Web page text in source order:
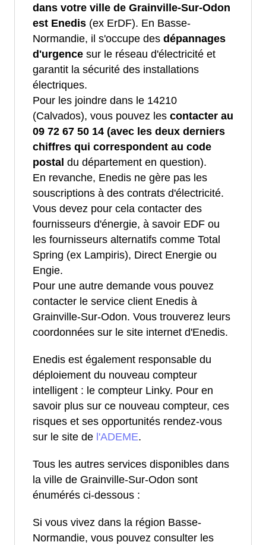
dans votre ville de Grainville-Sur-Odon
est Enedis (ex ErDF). En Basse-
Normandie, il s'occupe des dépannages
d'urgence sur le réseau d'électricité et
garantit la sécurité des installations
électriques.
Pour les joindre dans le 14210
(Calvados), vous pouvez les contacter au
09 72 67 50 14 (avec les deux derniers
chiffres qui correspondent au code
postal du département en question).
En revanche, Enedis ne gère pas les
souscriptions à des contrats d'électricité.
Vous devez pour cela contacter des
fournisseurs d'énergie, à savoir EDF ou
les fournisseurs alternatifs comme Total
Spring (ex Lampiris), Direct Energie ou
Engie.
Pour une autre demande vous pouvez
contacter le service client Enedis à
Grainville-Sur-Odon. Vous trouverez leurs
coordonnées sur le site internet d'Enedis.
Enedis est également responsable du
déploiement du nouveau compteur
intelligent : le compteur Linky. Pour en
savoir plus sur ce nouveau compteur, ces
risques et ses opportunités rendez-vous
sur le site de l'ADEME.
Tous les autres services disponibles dans
la ville de Grainville-Sur-Odon sont
énumérés ci-dessous :
Si vous vivez dans la région Basse-
Normandie, vous pouvez consulter les